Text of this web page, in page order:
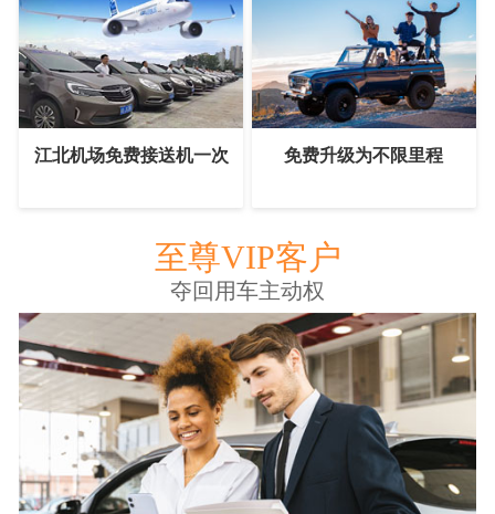
江北机场免费接送机一次 免费升级为不限里程
至尊VIP客户
夺回用车主动权